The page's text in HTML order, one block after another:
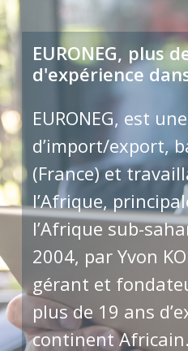
EURONEG, plus
d'expérience
EURONEG, est
d’import/export,
(France) et
l’Afrique,
l’Afrique sub-
2004, par Yvon
gérant et
plus de 19 ans
continent